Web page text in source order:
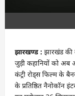
झारखण्ड : झारखंड की
जुड़ी कहानियों को अब
कंट्री रोड्स फिल्म के
के प्रतिष्ठित नैनोकॉन